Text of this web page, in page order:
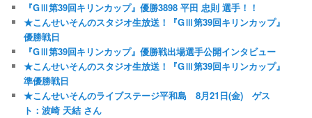
『GⅢ第39回キリンカップ』優勝3898 平田 忠則 選手！！
★こんせいそんのスタジオ生放送！『GⅢ第39回キリンカップ』
優勝戦日
『GⅢ第39回キリンカップ』優勝戦出場選手公開インタビュー
★こんせいそんのスタジオ生放送！『GⅢ第39回キリンカップ』
準優勝戦日
★こんせいそんのライブステージ平和島 8月21日(金) ゲス
ト：波崎 天結 さん